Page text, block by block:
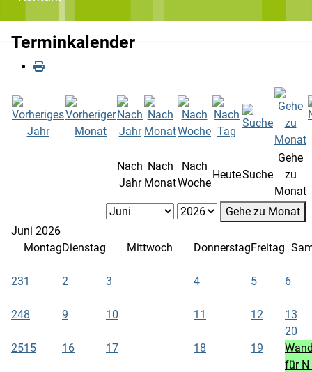
Terminkalender
Nach
Jahr
Nach
Monat
Nach
Woche
HeuteSuche
Gehe
zu
Monat
Gehe zu Monat
Juni 2026
MontagDienstag Mittwoch DonnerstagFreitag
231 2 3 4 5 6
248 9 10 11 12 13
2515 16 17 18 19
20
für N